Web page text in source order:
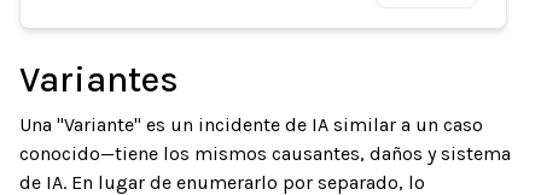
Variantes
Una "Variante" es un incidente de IA similar a un caso
conocido—tiene los mismos causantes, daños y sistema
de IA. En lugar de enumerarlo por separado, lo